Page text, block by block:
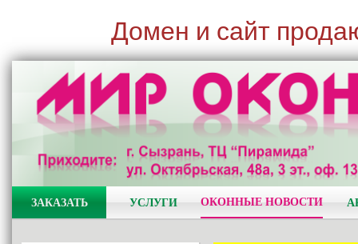
Домен и сайт
ЗАКАЗАТЬ УСЛУГИ ОКОННЫЕ НОВОСТИ